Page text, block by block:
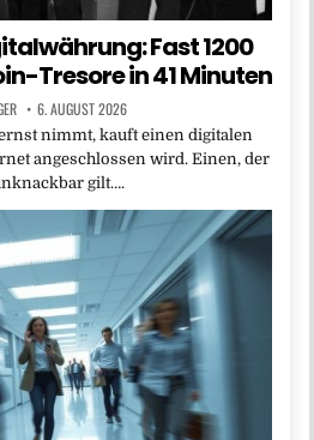
Fast 1200
Tresore in 41 Minuten
6. AUGUST 2026
nimmt, kauft einen digitalen
angeschlossen wird. Einen, der
gilt….